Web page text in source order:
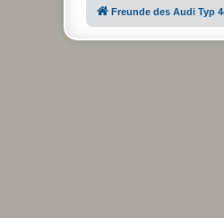
Freunde des Audi Typ